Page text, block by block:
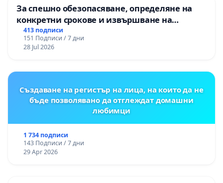
За спешно обезопасяване, определяне на
конкретни срокове и извършване на
цялостна рехабилитация на
републиканския път между пътен възел АМ
„Тракия“ - гр. Ихтиман - с. Мирово - к.к.
413 подписи
151 Подписи / 7 дни
28 Jul 2026
Създаване на регистър на лица, на които да не
бъде позволявано да отглеждат домашни
любимци
1 734 подписи
143 Подписи / 7 дни
29 Apr 2026